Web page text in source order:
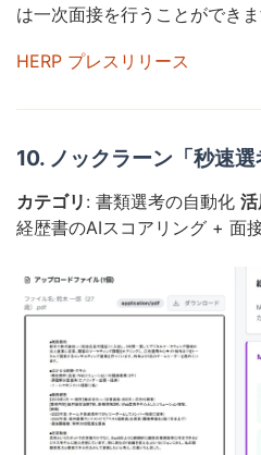
は一次面接を行うことができま
HERP プレスリリース
10. ノックラーン「秒速選
カテゴリ : 書類選考の自動化
経歴書のAIスコアリング + 面